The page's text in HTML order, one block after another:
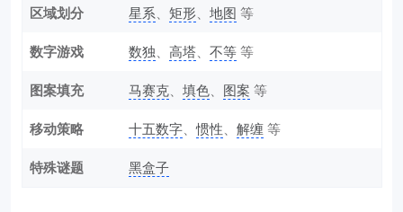
区域划分 星系、 矩形、 地图 等
数字游戏 数独、 高塔、 不等 等
图案填充 马赛克、 填色、 图案 等
移动策略 十五数字、惯性、 解缠 等
特殊谜题 黑盒子